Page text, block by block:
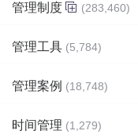
管理制度 (283,460)
管理工具 (5,784)
管理案例 (18,748)
时间管理 (1,279)